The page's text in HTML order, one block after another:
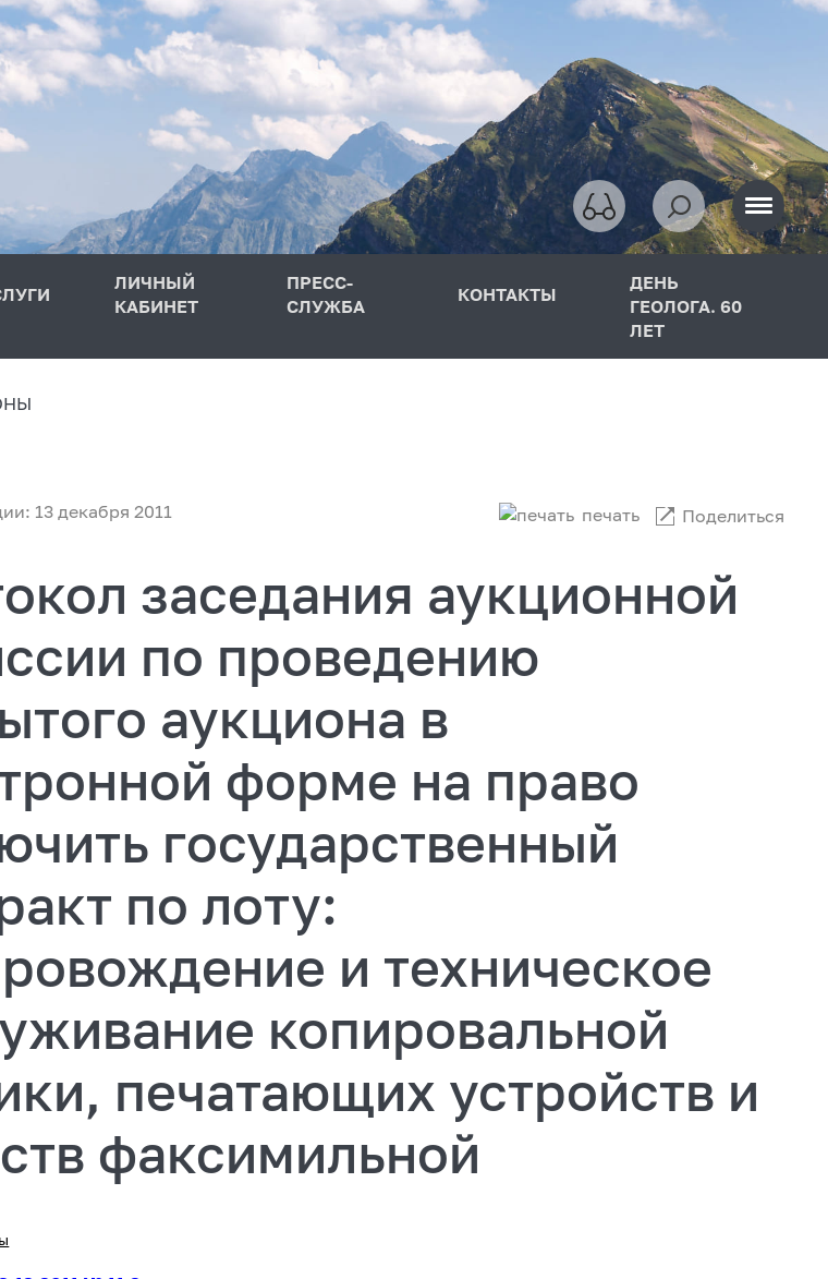
ЛИЧНЫЙ
КАБИНЕТ
ПРЕСС-
СЛУЖБА
КОНТАКТЫ
ДЕНЬ
ГЕОЛОГА. 60
ЛЕТ
13 декабря 2011 печать Поделиться
заседания аукционной
по проведению
аукциона в
форме на право
государственный
по лоту:
и техническое
копировальной
печатающих устройств и
факсимильной